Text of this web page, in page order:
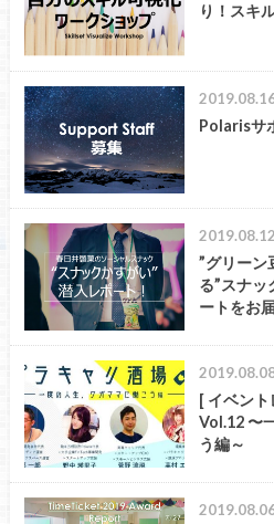
り！スキ
Polarisサ
2019.08.12
”グリーン
る”スナッ
ートをお
[ イベン
Vol.12 〜
う編～